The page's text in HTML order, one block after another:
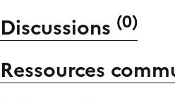
Discussions (0)
Ressources